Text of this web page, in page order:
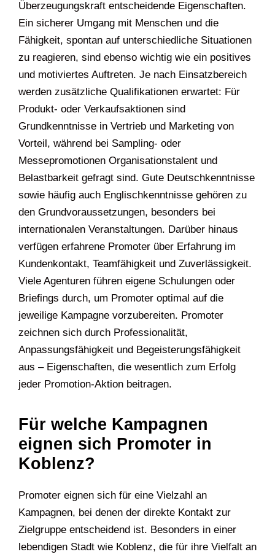
Überzeugungskraft entscheidende Eigenschaften.
Ein sicherer Umgang mit Menschen und die
Fähigkeit, spontan auf unterschiedliche Situationen
zu reagieren, sind ebenso wichtig wie ein positives
und motiviertes Auftreten. Je nach Einsatzbereich
werden zusätzliche Qualifikationen erwartet: Für
Produkt- oder Verkaufsaktionen sind
Grundkenntnisse in Vertrieb und Marketing von
Vorteil, während bei Sampling- oder
Messepromotionen Organisationstalent und
Belastbarkeit gefragt sind. Gute Deutschkenntnisse
sowie häufig auch Englischkenntnisse gehören zu
den Grundvoraussetzungen, besonders bei
internationalen Veranstaltungen. Darüber hinaus
verfügen erfahrene Promoter über Erfahrung im
Kundenkontakt, Teamfähigkeit und Zuverlässigkeit.
Viele Agenturen führen eigene Schulungen oder
Briefings durch, um Promoter optimal auf die
jeweilige Kampagne vorzubereiten. Promoter
zeichnen sich durch Professionalität,
Anpassungsfähigkeit und Begeisterungsfähigkeit
aus – Eigenschaften, die wesentlich zum Erfolg
jeder Promotion-Aktion beitragen.
Für welche Kampagnen
eignen sich Promoter in
Koblenz?
Promoter eignen sich für eine Vielzahl an
Kampagnen, bei denen der direkte Kontakt zur
Zielgruppe entscheidend ist. Besonders in einer
lebendigen Stadt wie Koblenz, die für ihre Vielfalt an